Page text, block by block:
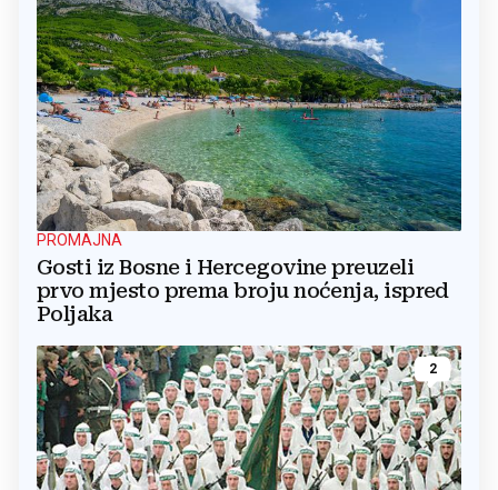
PROMAJNA
Gosti iz Bosne i Hercegovine preuzeli
prvo mjesto prema broju noćenja, ispred
Poljaka
2